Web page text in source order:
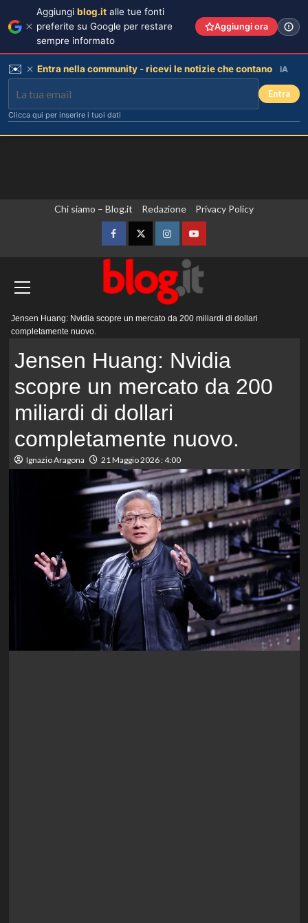
Chi siamo – Blog.it Redazione Privacy Policy
FacebookTwitterInstagramYouTube
principale
Jensen Huang: Nvidia scopre un mercato da 200 miliardi di dollari
completamente nuovo.
Jensen Huang: Nvidia
scopre un mercato da 200
miliardi di dollari
completamente nuovo.
Ignazio Aragona 21 Maggio 2026 : 4:00
Aggiungi blog.it alle tue fonti
preferite su Google per restare
sempre informato
Aggiungi ora
✉️ Entra nella community - ricevi le notizie che contano IA
Entra
Clicca qui per inserire i tuoi dati